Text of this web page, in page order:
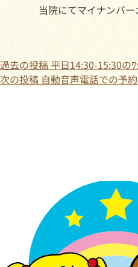
当院にてマイナンバ
過去の投稿 平日14:30-15:30の
次の投稿 自動音声電話での予